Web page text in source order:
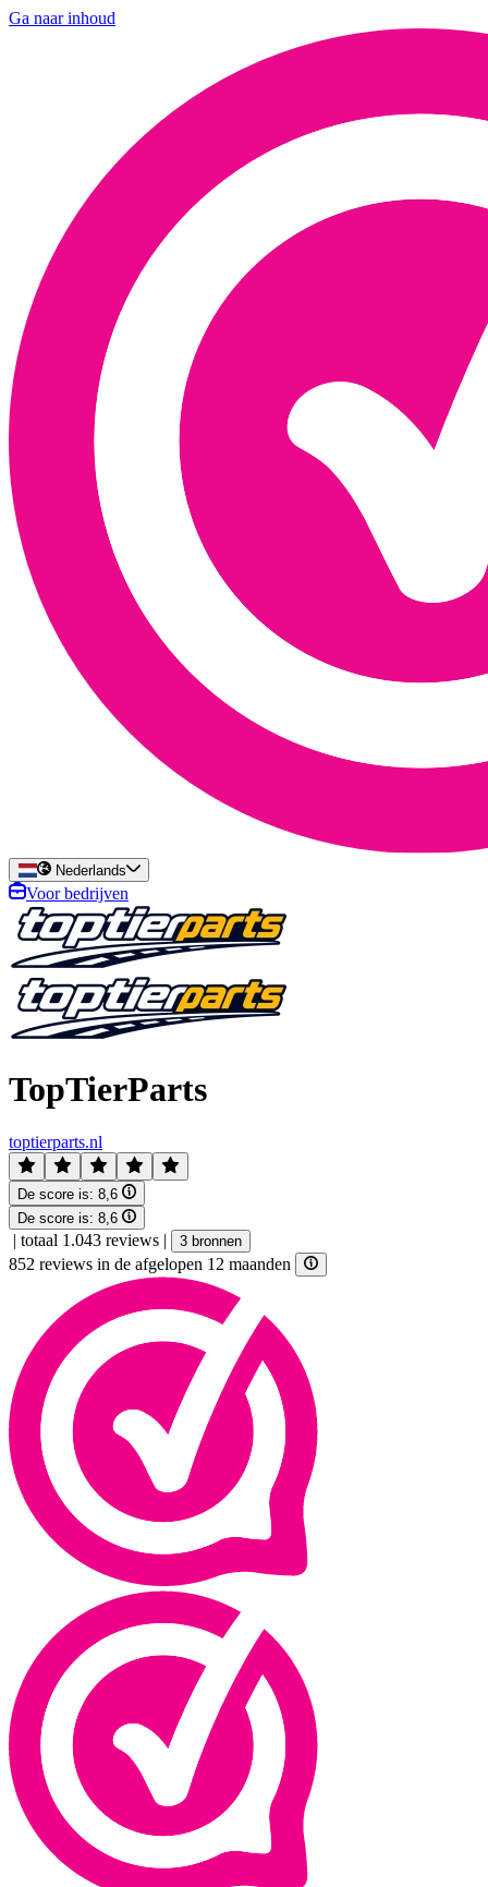
Ga naar inhoud
Nederlands
Voor bedrijven
TopTierParts
toptierparts.nl
De score is: 8,6
De score is: 8,6
| totaal 1.043 reviews | 3 bronnen
852 reviews in de afgelopen 12 maanden